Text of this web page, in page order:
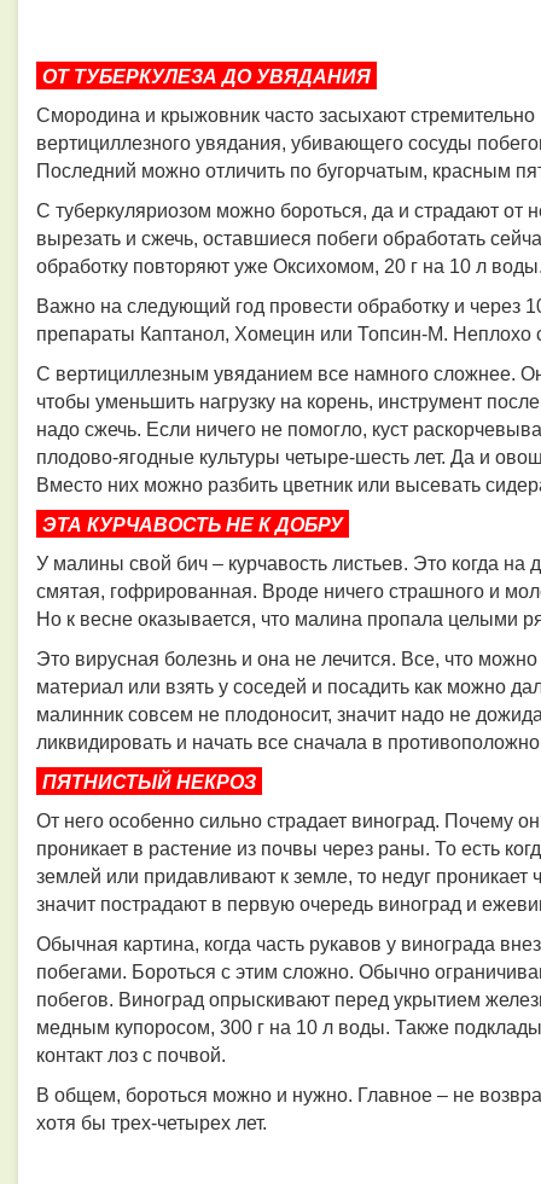
ОТ ТУБЕРКУЛЕЗА ДО УВЯДАНИЯ
Смородина и крыжовник часто засыхают
вертициллезного увядания, убивающего сосуды
Последний можно отличить по бугорчатым, красным
С туберкуляриозом можно бороться, да и страдают
вырезать и сжечь, оставшиеся побеги обработать
обработку повторяют уже Оксихомом, 20 г на 10 л
Важно на следующий год провести обработку и через
препараты Каптанол, Хомецин или Топсин-М. Неплохо
С вертициллезным увяданием все намного сложнее.
чтобы уменьшить нагрузку на корень, инструмент
надо сжечь. Если ничего не помогло, куст
плодово-ягодные культуры четыре-шесть лет. Да и
Вместо них можно разбить цветник или высевать
ЭТА КУРЧАВОСТЬ НЕ К ДОБРУ
У малины свой бич – курчавость листьев. Это когда на
смятая, гофрированная. Вроде ничего страшного и
Но к весне оказывается, что малина пропала целыми
Это вирусная болезнь и она не лечится. Все, что
материал или взять у соседей и посадить как можно
малинник совсем не плодоносит, значит надо не
ликвидировать и начать все сначала в
ПЯТНИСТЫЙ НЕКРОЗ
От него особенно сильно страдает виноград. Почему
проникает в растение из почвы через раны. То есть
землей или придавливают к земле, то недуг
значит пострадают в первую очередь виноград и
Обычная картина, когда часть рукавов у винограда
побегами. Бороться с этим сложно. Обычно
побегов. Виноград опрыскивают перед укрытием
медным купоросом, 300 г на 10 л воды. Также
контакт лоз с почвой.
В общем, бороться можно и нужно. Главное – не
хотя бы трех-четырех лет.